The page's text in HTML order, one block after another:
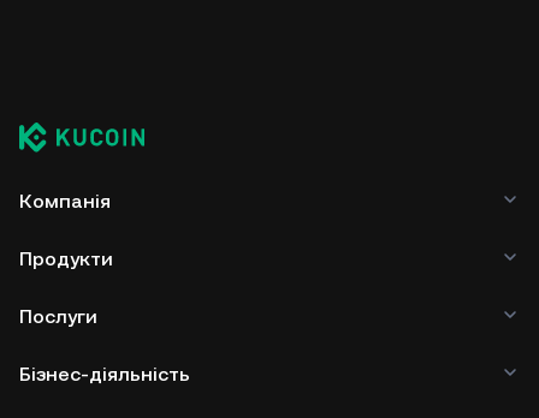
Компанія
Продукти
Послуги
Бізнес-діяльність